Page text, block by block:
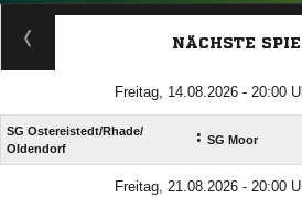
ANZEIGE
NÄCHSTE
Freitag, 14.08.2026 - 20:00
SG Ostereistedt/​Rhade/​
Oldendorf
: SG Moor
Freitag, 21.08.2026 - 20:00